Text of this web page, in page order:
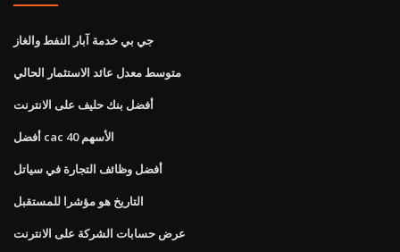
جي بي خدمة آبار النفط والغاز
متوسط ​​معدل عائد الاستثمار الحالي
أفضل بنك حليف على الانترنت
أفضل cac 40 الأسهم
أفضل وظائف التجارة في سياتل
التاريخ هو مؤشرا للمستقبل
عرض حسابات الشركة على الانترنت